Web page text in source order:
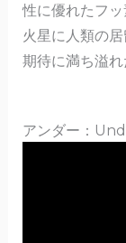
性に優れたフッ
火星に人類の
期待に満ち溢れ
アンダー：